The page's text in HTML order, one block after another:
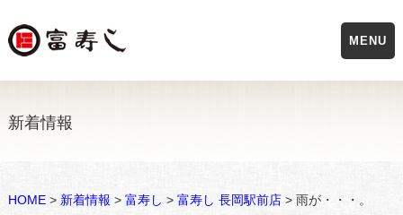
新着情報
HOME> 新着情報 > 富寿し > 富寿し 長岡駅前店> 雨が・・・。
MENU